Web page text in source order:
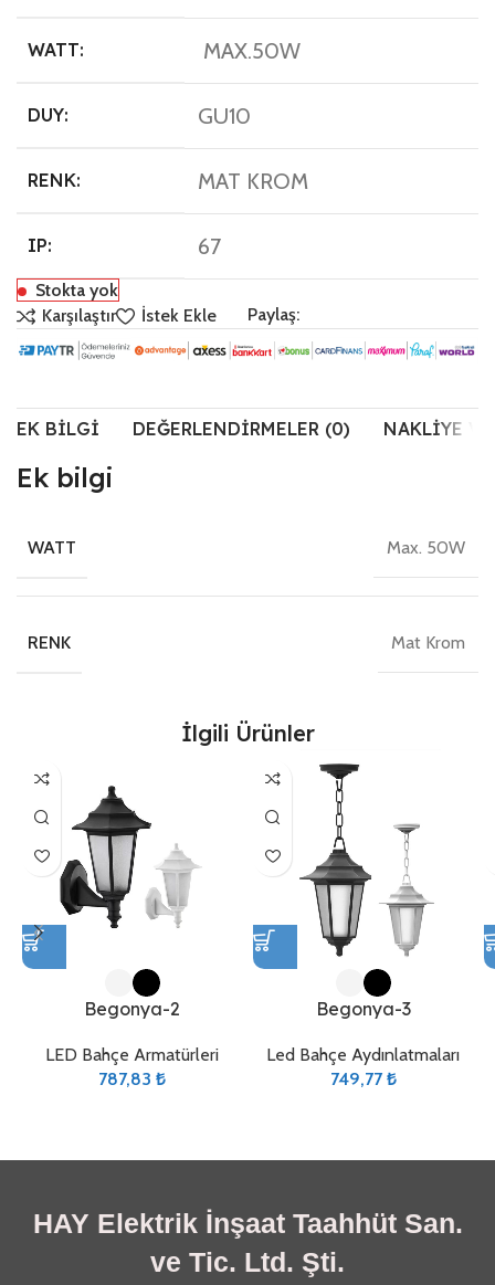
WATT: MAX.50W
DUY: GU10
RENK: MAT KROM
IP: 67
Stokta yok
Karşılaştır
İstek Ekle Paylaş:
EK BILGI DEĞERLENDIRMELER (0) NAKLIYE
Ek bilgi
WATT Max. 50W
RENK Mat Krom
İlgili Ürünler
Begonya-2
LED Bahçe Armatürleri
787,83 ₺
Begonya-3
Led Bahçe Aydınlatmaları
749,77₺
HAY Elektrik İnşaat Taahhüt San.
ve Tic. Ltd. Şti.